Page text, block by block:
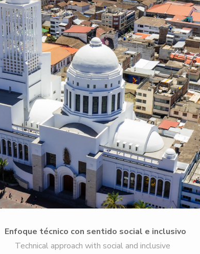
Enfoque técnico con sentido social e inclusivo
Technical approach with social and inclusive